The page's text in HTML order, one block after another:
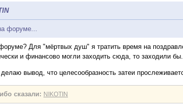
форуме...
Для "мёртвых душ" я тратить время на
и финансово могли заходить сюда, то заходили бы.
вывод, что целесообразность затеи
сказали: NIKOTIN